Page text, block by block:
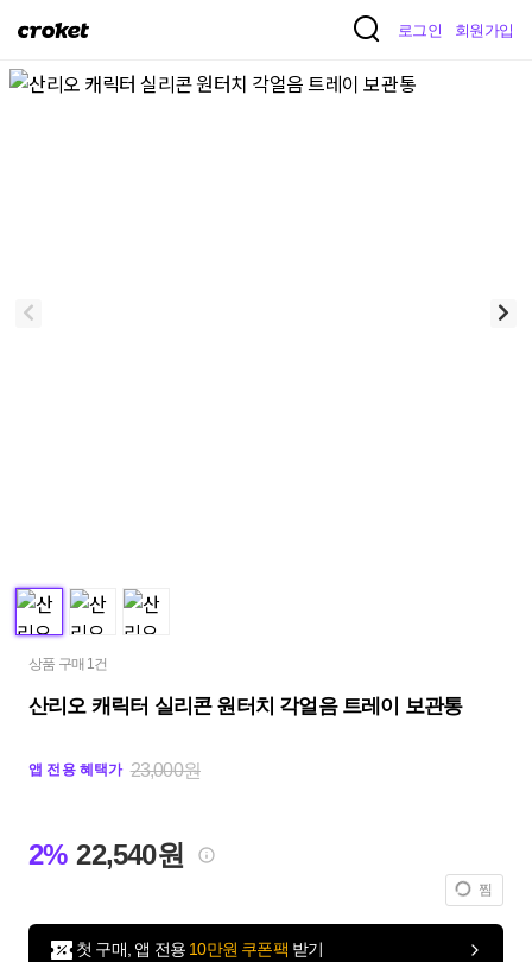
크
켓
로그인 회원가입
상품 구매 1건
산리오 캐릭터 실리콘 원터치 각얼음 트레이 보관통
앱 전용 혜택가 23,000원
2% 22,540원
찜
첫 구매, 앱 전용 10만원 쿠폰팩 받기